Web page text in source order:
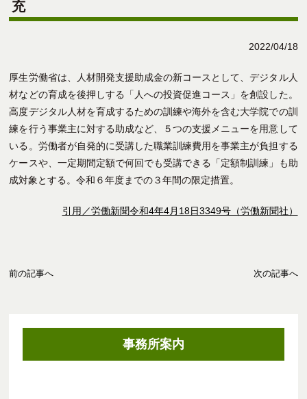
充
2022/04/18
厚生労働省は、人材開発支援助成金の新コースとして、デジタル人
材などの育成を後押しする「人への投資促進コース」を創設した。
高度デジタル人材を育成するための訓練や海外を含む大学院での訓
練を行う事業主に対する助成など、５つの支援メニューを用意して
いる。労働者が自発的に受講した職業訓練費用を事業主が負担する
ケースや、一定期間定額で何回でも受講できる「定額制訓練」も助
成対象とする。令和６年度までの３年間の限定措置。
引用／労働新聞令和4年4月18日3349号（労働新聞社）
前の記事へ 次の記事へ
事務所案内